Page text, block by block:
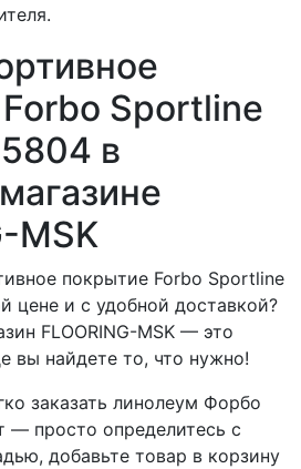
Sportline
в
MSK
покрытие Forbo Sportline
цене и с удобной доставкой?
FLOORING-MSK — это
вы найдете то, что нужно!
заказать линолеум Форбо
— просто определитесь с
добавьте товар в корзину